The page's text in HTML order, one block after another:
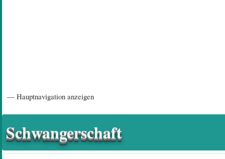
— Hauptnavigation anzeigen
Schwangerschaft